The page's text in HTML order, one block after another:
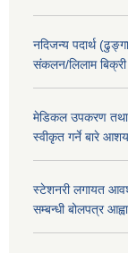
नदिजन्य पदार्थ
संकलन/लिलाम
मेडिकल उपकरण तथा
स्वीकृत गर्ने बारे
स्टेशनरी लगायत
सम्बन्धी बोलपत्र